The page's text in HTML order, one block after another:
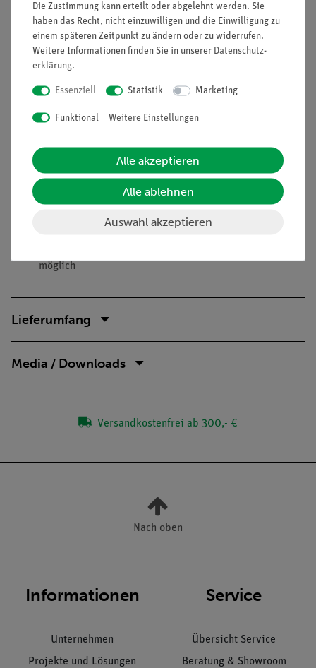
Die Schülerinnen und Schüler beobachten die Anziehung und
Abstoßung zweier Magneten. Sie untersuchen, welche Wirkung
unterschiedliche und gleiche Pole aufeinander haben. Darüber
hinaus stellen sie fest, dass die magnetische Kraft stärker als
aufbereitete Versuchsbeschreibung (Eingangsfrage,
Alltagsbezug etc.)
Darstellung der abgedeckten prozessbezogenen sowie
inhaltsbezogenen Kompetenzen direkt beim Versuch
Lehrplankonform
möglich
Lieferumfang
Media / Downloads
Versandkostenfrei ab 300,- €
Nach oben
Informationen
Unternehmen
Projekte und Lösungen
Service
Übersicht Service
Beratung & Showroom
Die Zustimmung kann erteilt oder abgelehnt werden. Sie
haben das Recht, nicht einzuwilligen und die Einwilligung zu
einem späteren Zeitpunkt zu ändern oder zu widerrufen.
Weitere Informationen finden Sie in unserer Daten­schutz­
erklärung.
Essenziell Statistik Marketing
Funktional Weitere Einstellungen
Alle akzeptieren
Alle ablehnen
Auswahl akzeptieren